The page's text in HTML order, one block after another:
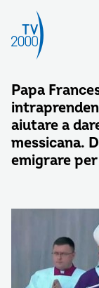
Papa
aiutare a
messicana.
emigrare per